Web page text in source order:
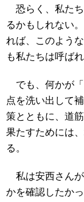
恐らく、私たち
るかもしれない
れば、このよう
も私たちは呼ば
でも、何かが「
点を洗い出して
策とともに、道
果たすためには
る。
私は安西さんが
かを確認したか